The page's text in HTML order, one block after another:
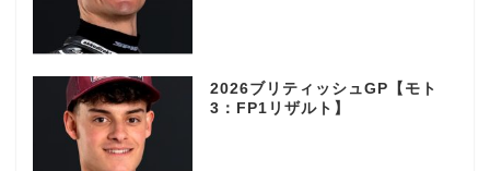
2026ブリティッシュGP【モト
3：FP1リザルト】